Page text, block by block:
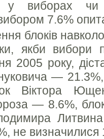
у виборах
7.6%
блоків
якби вибори
2005 року,
—
Віктора
— 8.6%,
не визначилися